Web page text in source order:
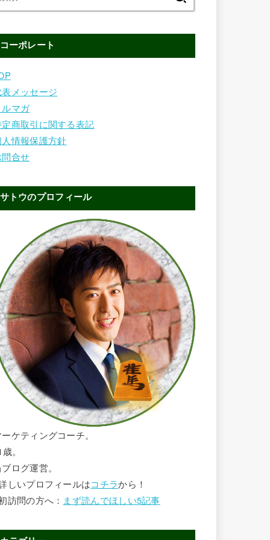
コーポレート
メッセージ
マガ
商取引に関する表記
情報保護方針
合せ
サトウのプロフィール
ケティングコーチ。
。
ログ運営。
しいプロフィールはコチラから！
訪問の方へ： まず読んでほしい5記事